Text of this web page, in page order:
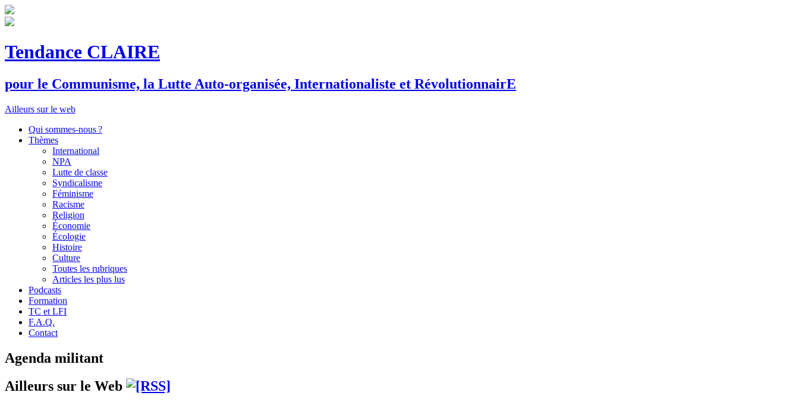
Tendance CLAIRE
pour le Communisme, la Lutte Auto-organisée, Internationaliste et RévolutionnairE
Ailleurs sur le web
Qui sommes-nous ?
Thèmes
International
NPA
Lutte de classe
Syndicalisme
Féminisme
Racisme
Religion
Économie
Écologie
Histoire
Culture
Toutes les rubriques
Articles les plus lus
Podcasts
Formation
TC et LFI
F.A.Q.
Contact
Agenda militant
Ailleurs sur le Web